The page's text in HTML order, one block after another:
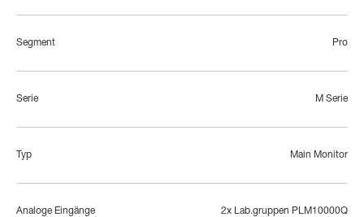
Segment Pro
Serie M Serie
Typ Main Monitor
Analoge Eingänge 2x Lab.gruppen PLM10000Q